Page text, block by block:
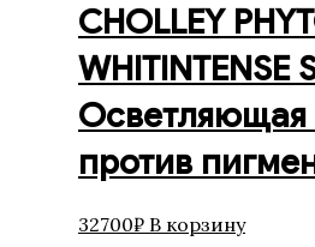
CHOLLEY
WHITINTENSE
Осветляющая
против
32700₽ В корзину